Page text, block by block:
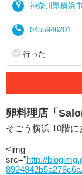
神奈川県横浜
0455946201
行った
卵料理店「
そごう横浜 10階に
<img
src="http://